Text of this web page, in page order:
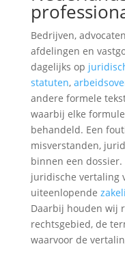
Bedrijven,
afdelingen en
dagelijks op
statuten,
andere formele
waarbij elke
behandeld. Een
misverstanden,
binnen een
juridische vertaling
uiteenlopende
Daarbij houden wij
rechtsgebied, de
waarvoor de